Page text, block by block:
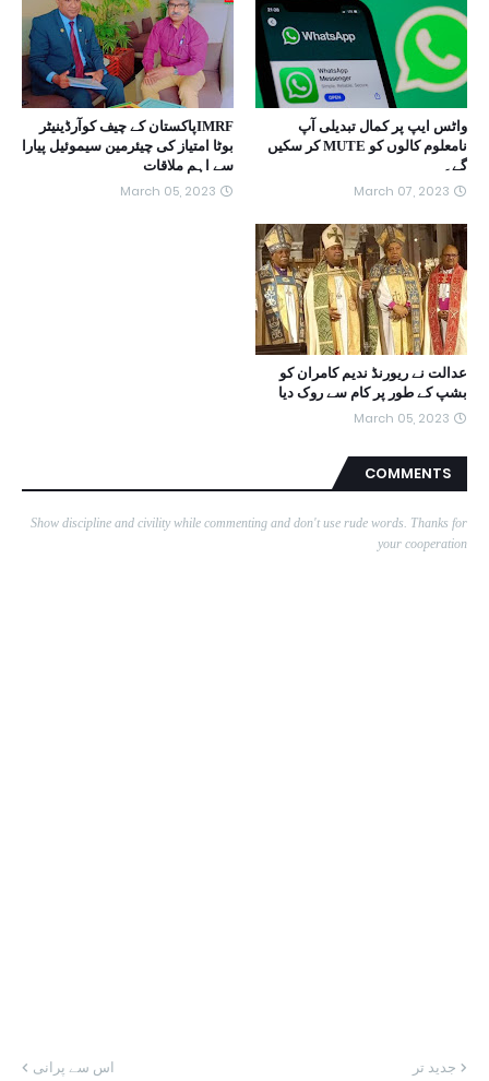
واٹس ایپ پر کمال تبدیلی آپ
نامعلوم کالوں کو MUTE کر سکیں
گے۔
March 07, 2023
IMRFپاکستان کے چیف کوآرڈینیٹر
بوٹا امتیاز کی چیئرمین سیموئیل پیارا
سے اہم ملاقات
March 05, 2023
عدالت نے ریورنڈ ندیم کامران کو
بشپ کے طور پر کام سے روک دیا
March 05, 2023
COMMENTS
Show discipline and civility while commenting and don't use rude words. Thanks for
your cooperation
جدید تر اس سے پرانی